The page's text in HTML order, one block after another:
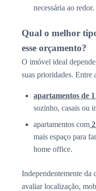
necessária ao redor.
Qual o melhor
esse orçamento?
O imóvel ideal
suas prioridades. Entre
apartamentos de
sozinho, casais ou
apartamentos com
mais espaço para
home office.
Independentemente da
avaliar localização,